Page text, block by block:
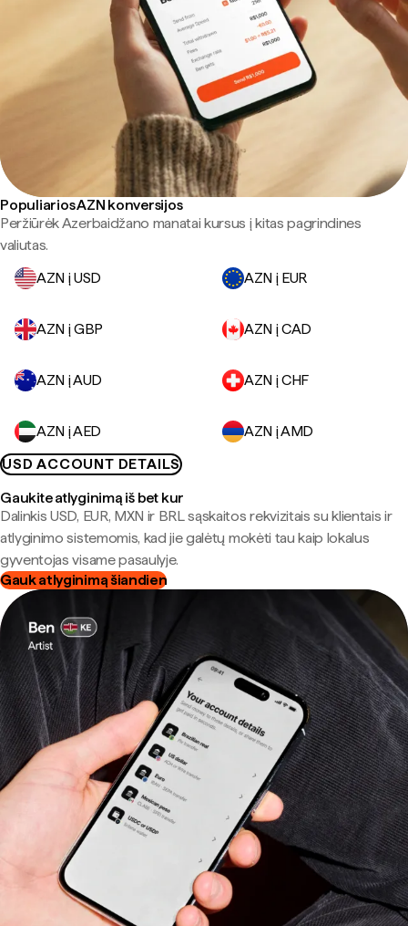
Populiarios AZN konversijos
Peržiūrėk Azerbaidžano manatai kursus į kitas pagrindines
valiutas.
AZN į USD
AZN į EUR
AZN į GBP AZN į CAD
AZN į AUD AZN į CHF
AZN į AED
AZN į AMD
USD ACCOUNT DETAILS
Gaukite atlyginimą iš bet kur
Dalinkis USD, EUR, MXN ir BRL sąskaitos rekvizitais su klientais ir
atlyginimo sistemomis, kad jie galėtų mokėti tau kaip lokalus
gyventojas visame pasaulyje.
Gauk atlyginimą šiandien